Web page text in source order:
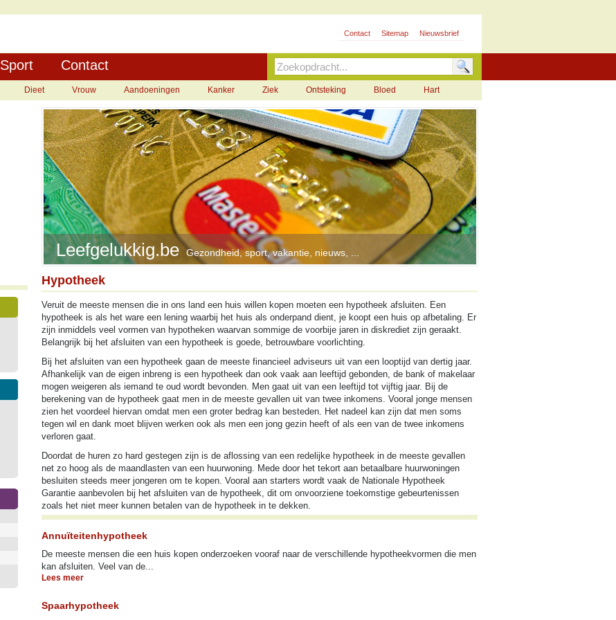
Contact Sitemap Nieuwsbrief
Sport Contact
Dieet Vrouw Aandoeningen Kanker Ziek Ontsteking Bloed Hart
Leefgelukkig.be Gezondheid, sport, vakantie, nieuws, ...
Hypotheek
Veruit de meeste mensen die in ons land een huis willen kopen moeten een hypotheek afsluiten. Een
hypotheek is als het ware een lening waarbij het huis als onderpand dient, je koopt een huis op afbetaling. Er
zijn inmiddels veel vormen van hypotheken waarvan sommige de voorbije jaren in diskrediet zijn geraakt.
Belangrijk bij het afsluiten van een hypotheek is goede, betrouwbare voorlichting.
Bij het afsluiten van een hypotheek gaan de meeste financieel adviseurs uit van een looptijd van dertig jaar.
Afhankelijk van de eigen inbreng is een hypotheek dan ook vaak aan leeftijd gebonden, de bank of makelaar
mogen weigeren als iemand te oud wordt bevonden. Men gaat uit van een leeftijd tot vijftig jaar. Bij de
berekening van de hypotheek gaat men in de meeste gevallen uit van twee inkomens. Vooral jonge mensen
zien het voordeel hiervan omdat men een groter bedrag kan besteden. Het nadeel kan zijn dat men soms
tegen wil en dank moet blijven werken ook als men een jong gezin heeft of als een van de twee inkomens
verloren gaat.
Doordat de huren zo hard gestegen zijn is de aflossing van een redelijke hypotheek in de meeste gevallen
net zo hoog als de maandlasten van een huurwoning. Mede door het tekort aan betaalbare huurwoningen
besluiten steeds meer jongeren om te kopen. Vooral aan starters wordt vaak de Nationale Hypotheek
Garantie aanbevolen bij het afsluiten van de hypotheek, dit om onvoorziene toekomstige gebeurtenissen
zoals het niet meer kunnen betalen van de hypotheek in te dekken.
Annuïteitenhypotheek
De meeste mensen die een huis kopen onderzoeken vooraf naar de verschillende hypotheekvormen die men
kan afsluiten. Veel van de...
Lees meer
Spaarhypotheek